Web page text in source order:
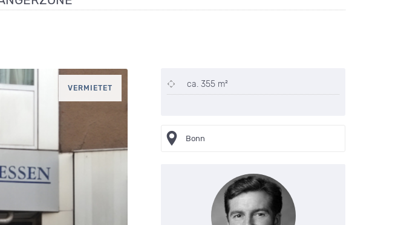
VERMIETET ca. 355 m²
Bonn